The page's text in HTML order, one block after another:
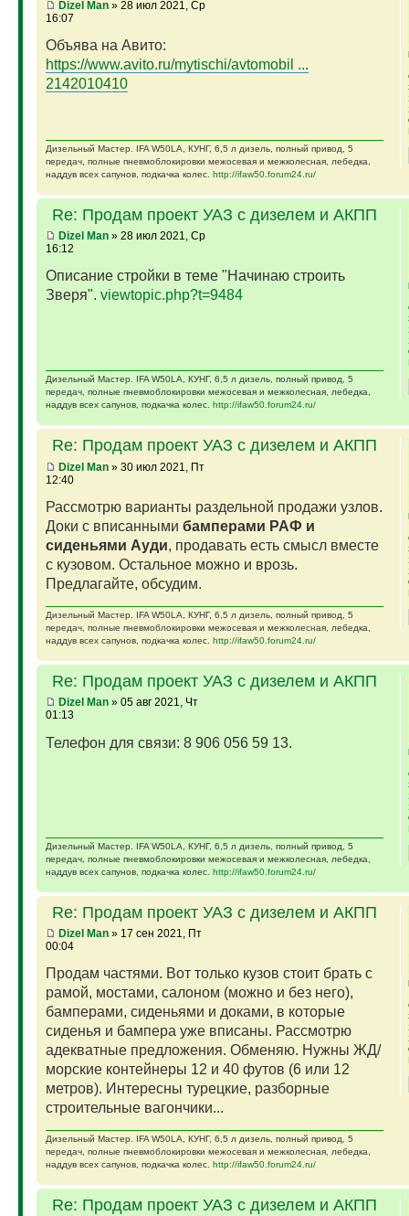
Dizel Man» 28 июл 2021, Ср
16:07
Объява на Авито:
https://www.avito.ru/mytischi/avtomobil ...
2142010410
Дизельный Мастер. IFA W50LA, КУНГ, 6,5 л дизель, полный привод, 5
передач, полные пневмоблокировки межосевая и межколесная, лебедка,
наддув всех сапунов, подкачка колес. http://ifaw50.forum24.ru/
Re: Продам проект УАЗ с дизелем и АКПП
Dizel Man» 28 июл 2021, Ср
16:12
Описание стройки в теме "Начинаю строить
Зверя". viewtopic.php?t=9484
Дизельный Мастер. IFA W50LA, КУНГ, 6,5 л дизель, полный привод, 5
передач, полные пневмоблокировки межосевая и межколесная, лебедка,
наддув всех сапунов, подкачка колес. http://ifaw50.forum24.ru/
Re: Продам проект УАЗ с дизелем и АКПП
Dizel Man» 30 июл 2021, Пт
12:40
Рассмотрю варианты раздельной продажи узлов.
Доки с вписанными бамперами РАФ и
сиденьями Ауди, продавать есть смысл вместе
с кузовом. Остальное можно и врозь.
Предлагайте, обсудим.
Дизельный Мастер. IFA W50LA, КУНГ, 6,5 л дизель, полный привод, 5
передач, полные пневмоблокировки межосевая и межколесная, лебедка,
наддув всех сапунов, подкачка колес. http://ifaw50.forum24.ru/
Re: Продам проект УАЗ с дизелем и АКПП
Dizel Man» 05 авг 2021, Чт
01:13
Телефон для связи: 8 906 056 59 13.
Дизельный Мастер. IFA W50LA, КУНГ, 6,5 л дизель, полный привод, 5
передач, полные пневмоблокировки межосевая и межколесная, лебедка,
наддув всех сапунов, подкачка колес. http://ifaw50.forum24.ru/
Re: Продам проект УАЗ с дизелем и АКПП
Dizel Man» 17 сен 2021, Пт
00:04
Продам частями. Вот только кузов стоит брать с
рамой, мостами, салоном (можно и без него),
бамперами, сиденьями и доками, в которые
сиденья и бампера уже вписаны. Рассмотрю
адекватные предложения. Обменяю. Нужны ЖД/
морские контейнеры 12 и 40 футов (6 или 12
метров). Интересны турецкие, разборные
строительные вагончики...
Дизельный Мастер. IFA W50LA, КУНГ, 6,5 л дизель, полный привод, 5
передач, полные пневмоблокировки межосевая и межколесная, лебедка,
наддув всех сапунов, подкачка колес. http://ifaw50.forum24.ru/
Re: Продам проект УАЗ с дизелем и АКПП